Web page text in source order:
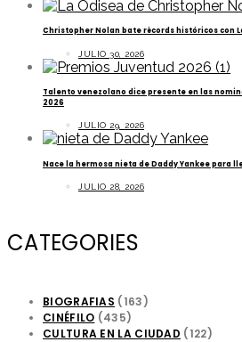
Christopher Nolan bate récords históricos con
JULIO 30, 2026
Talento venezolano dice presente en las
2026
JULIO 29, 2026
Nace la hermosa nieta de Daddy Yankee para
JULIO 28, 2026
CATEGORIES
BIOGRAFIAS (163)
CINÉFILO (435)
CULTURA EN LA CIUDAD (122)